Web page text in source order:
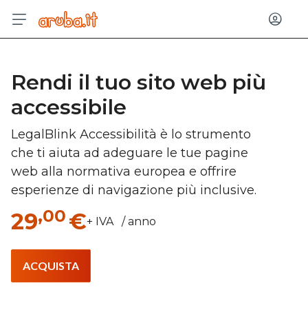
Rendi il tuo sito web più
accessibile
LegalBlink Accessibilità è lo strumento
che ti aiuta ad adeguare le tue pagine
web alla normativa europea e offrire
esperienze di navigazione più inclusive.
29,00 €+ IVA / anno
ACQUISTA